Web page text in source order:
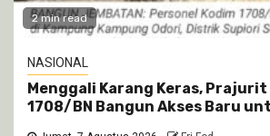
2 min read
NASIONAL
Menggali Karang Keras, Prajurit
1708/BN Bangun Akses Baru